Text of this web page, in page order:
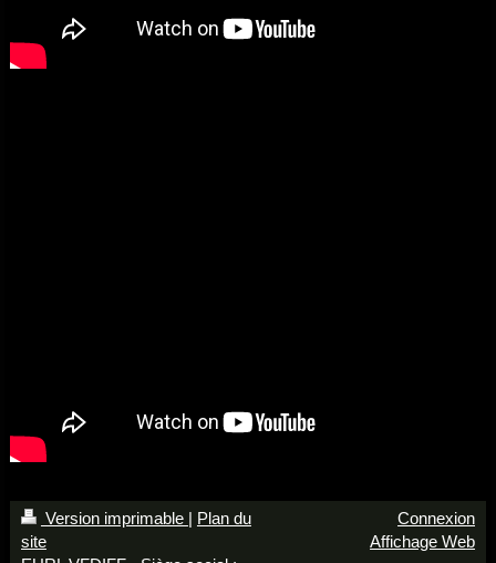
Version imprimable | Plan du
site
Connexion
Affichage Web